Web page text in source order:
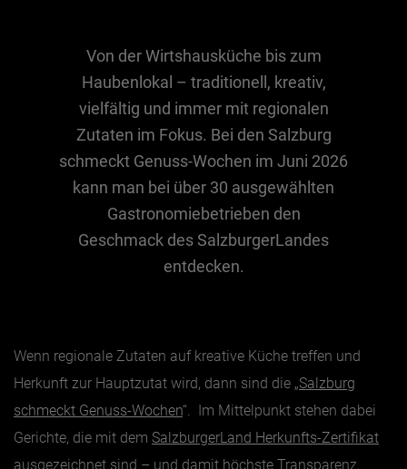
Nachhaltigkeit
Kunst & Kultur
Brauchtum
Februar
März
April
Von der Wirtshausküche bis zum
Haubenlokal – traditionell, kreativ,
vielfältig und immer mit regionalen
Zutaten im Fokus. Bei den Salzburg
schmeckt Genuss-Wochen im Juni 2026
kann man bei über 30 ausgewählten
Gastronomiebetrieben den
Geschmack des SalzburgerLandes
entdecken.
Wenn regionale Zutaten auf kreative Küche treffen und
Herkunft zur Hauptzutat wird, dann sind die „Salzburg
schmeckt Genuss-Wochen“. Im Mittelpunkt stehen dabei
Gerichte, die mit dem SalzburgerLand Herkunfts-Zertifikat
ausgezeichnet sind – und damit höchste Transparenz,